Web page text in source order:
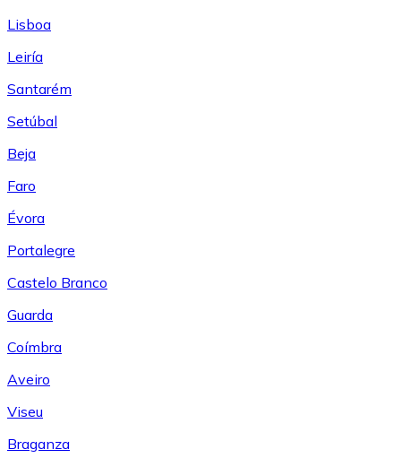
Lisboa
Leiría
Santarém
Setúbal
Beja
Faro
Évora
Portalegre
Castelo Branco
Guarda
Coímbra
Aveiro
Viseu
Braganza